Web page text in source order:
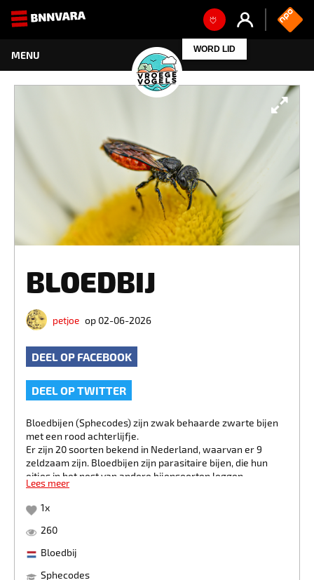
BLOEDBIJ
petjoe op 02-06-2026
DEEL OP FACEBOOK
DEEL OP TWITTER
Bloedbijen (Sphecodes) zijn zwak behaarde zwarte bijen
met een rood achterlijfje.
Er zijn 20 soorten bekend in Nederland, waarvan er 9
zeldzaam zijn. Bloedbijen zijn parasitaire bijen, die hun
eitjes in het nest van andere bijensoorten leggen.
De meeste bloedbijen zijn relatief klein. De diverse soorten
lijken veel op elkaar. De exacte soort is aan de hand van
een foto dan ook vaak niet te bepalen.
Lees meer
1x
260
Bloedbij
Sphecodes